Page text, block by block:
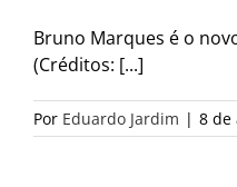
Bruno Marques é o
(Créditos: [...]
Por Eduardo Jardim | 8 de